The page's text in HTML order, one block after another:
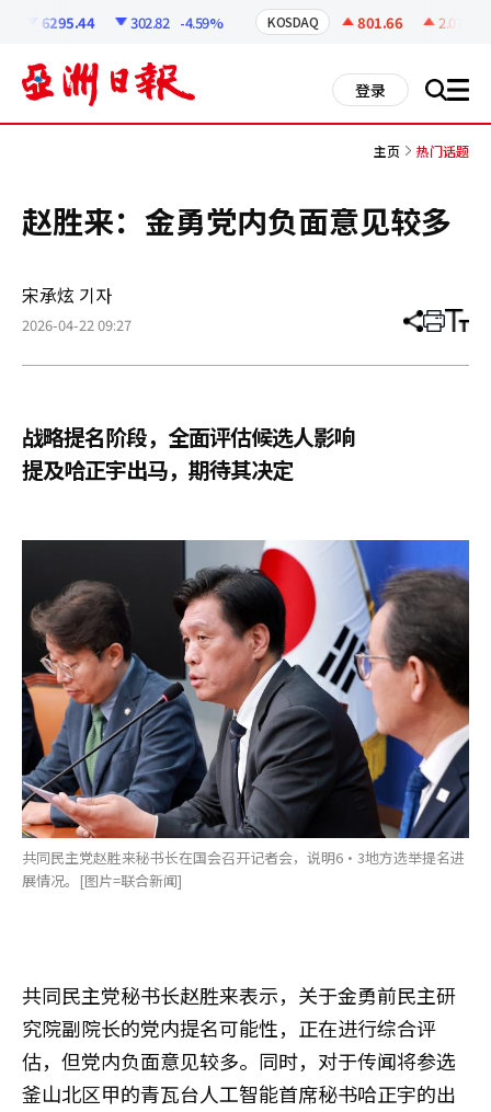
6295.44 302.82 -4.59% KOSDAQ 801.66 2.07
登录 搜 all
主页 热门话题
赵胜来：金勇党内负面意见较多
宋承炫 기자
2026-04-22 09:27 分
章
打 调
小
战略提名阶段，全面评估候选人影响
提及哈正宇出马，期待其决定
共同民主党赵胜来秘书长在国会召开记者会，说明6·3地方选举提名进
展情况。[图片=联合新闻]
共同民主党秘书长赵胜来表示，关于金勇前民主研
究院副院长的党内提名可能性，正在进行综合评
估，但党内负面意见较多。同时，对于传闻将参选
釜山北区甲的青瓦台人工智能首席秘书哈正宇的出